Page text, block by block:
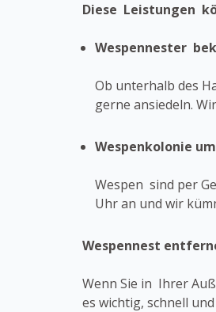
Diese Leistungen
Wespennester
Ob unterhalb des
gerne ansiedeln.
Wespenkolonie
Wespen sind per
Uhr an und wir
Wespennest
Wenn Sie in Ihrer
es wichtig, schnell